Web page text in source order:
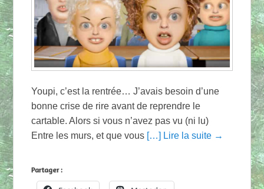
Youpi, c’est la rentrée… J’avais besoin d’une
bonne crise de rire avant de reprendre le
cartable. Alors si vous n’avez pas vu (ni lu)
Entre les murs, et que vous […] Lire la suite →
Partager :